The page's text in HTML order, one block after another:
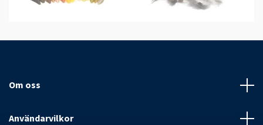
Om oss
Användarvilkor